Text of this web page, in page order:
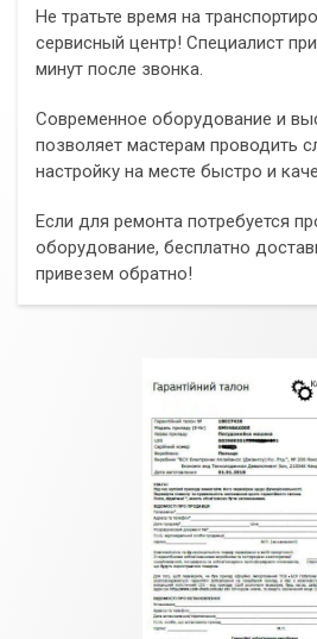
Не тратьте время на
сервисный центр! Специалист
минут после звонка.
Современное оборудование и
позволяет мастерам проводить
настройку на месте быстро и
Если для ремонта потребуется
оборудование, бесплатно
привезем обратно!